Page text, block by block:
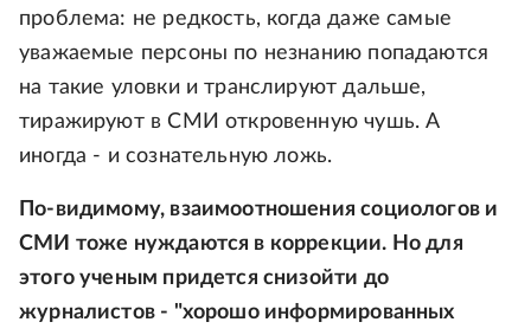
проблема: не редкость, когда даже самые
уважаемые персоны по незнанию попадаются
на такие уловки и транслируют дальше,
тиражируют в СМИ откровенную чушь. А
иногда - и сознательную ложь.
По-видимому, взаимоотношения социологов и
СМИ тоже нуждаются в коррекции. Но для
этого ученым придется снизойти до
журналистов - "хорошо информированных